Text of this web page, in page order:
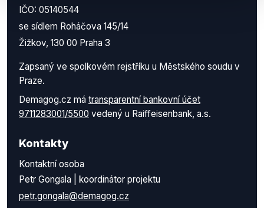
IČO: 05140544
se sídlem Roháčova 145/14
Žižkov, 130 00 Praha 3
Zapsaný ve spolkovém rejstříku u Městského soudu v
Praze.
Demagog.cz má transparentní bankovní účet
9711283001/5500 vedený u Raiffeisenbank, a.s.
Kontakty
Kontaktní osoba
Petr Gongala | koordinátor projektu
petr.gongala@demagog.cz